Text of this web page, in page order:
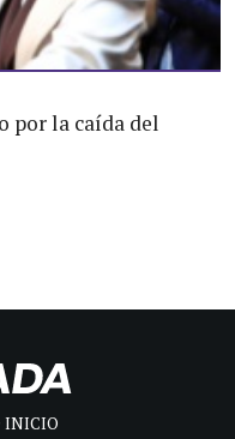
por la caída del
INICIO